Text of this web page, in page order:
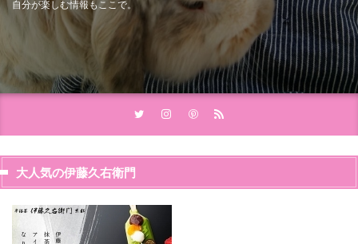
自分が楽しむ情報もここで。
大人気の伊藤久右衛門